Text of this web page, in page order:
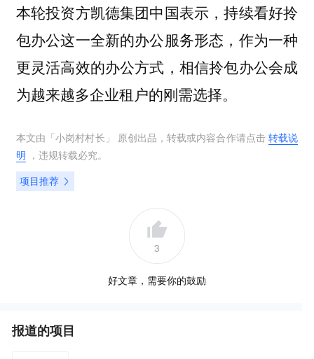
本轮投资方凯德集团中国表示，持续看好拎
包办公这一全新的办公服务形态，作为一种
更灵活高效的办公方式，相信拎包办公会成
为越来越多企业租户的刚需选择。
本文由「小岗村村长 」 原创出品，转载或内容合作请点击 转载说
明 ，违规转载必究。
项目推荐
3
好文章，需要你的鼓励
报道的项目